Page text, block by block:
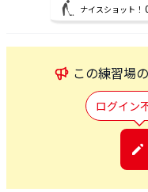
ナイスショット！
この練習場
ログイン